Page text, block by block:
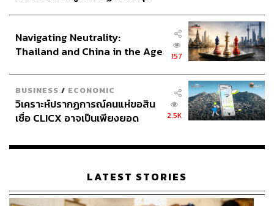
Navigating Neutrality:
Thailand and China in the Age
157
BUSINESS / ECONOMIC
วิเคราะห์ปรากฏการณ์คนแห่ขอสิน
เชื่อ CLICX อาจเป็นเพียงยอด
เรือนไทยที่ถูกซุกไว้
2.5K
LATEST STORIES